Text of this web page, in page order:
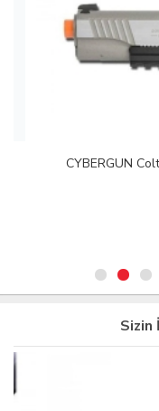
CYBERGUN Colt
Sizin